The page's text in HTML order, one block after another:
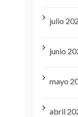
julio
junio
mayo
abril